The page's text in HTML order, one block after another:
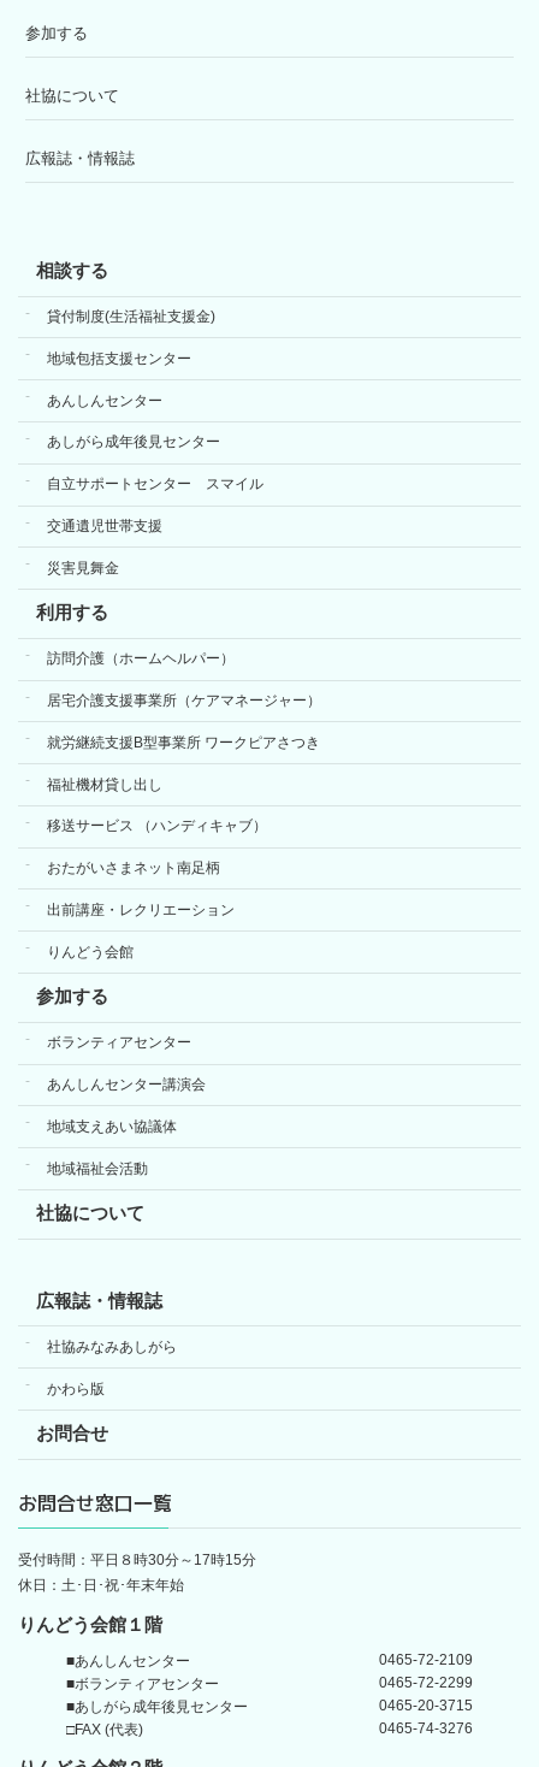
参加する
社協について
広報誌・情報誌
相談する
貸付制度(生活福祉支援金)
地域包括支援センター
あんしんセンター
あしがら成年後見センター
自立サポートセンター スマイル
交通遺児世帯支援
災害見舞金
利用する
訪問介護（ホームヘルパー）
居宅介護支援事業所（ケアマネージャー）
就労継続支援B型事業所 ワークピアさつき
福祉機材貸し出し
移送サービス （ハンディキャブ）
おたがいさまネット南足柄
出前講座・レクリエーション
りんどう会館
参加する
ボランティアセンター
あんしんセンター講演会
地域支えあい協議体
地域福祉会活動
社協について
広報誌・情報誌
社協みなみあしがら
かわら版
お問合せ
お問合せ窓口一覧
受付時間：平日８時30分～17時15分
休日：土･日･祝･年末年始
りんどう会館１階
■あんしんセンター
0465-72-2109
■ボランティアセンター
0465-72-2299
■あしがら成年後見センター
0465-20-3715
□FAX (代表)
0465-74-3276